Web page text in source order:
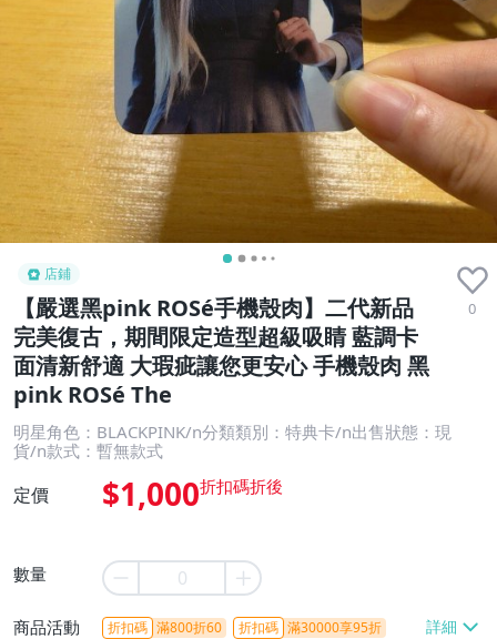
店鋪
【嚴選黑pink ROSé手機殼肉】二代新品
完美復古，期間限定造型超級吸睛 藍調卡
面清新舒適 大瑕疵讓您更安心 手機殼肉 黑
pink ROSé The
0
明星角色：BLACKPINK/n分類類別：特典卡/n出售狀態：現
貨/n款式：暫無款式
定價 $1,000
數量
商品活動 折扣碼 滿800折60 折扣碼 滿30000享95折